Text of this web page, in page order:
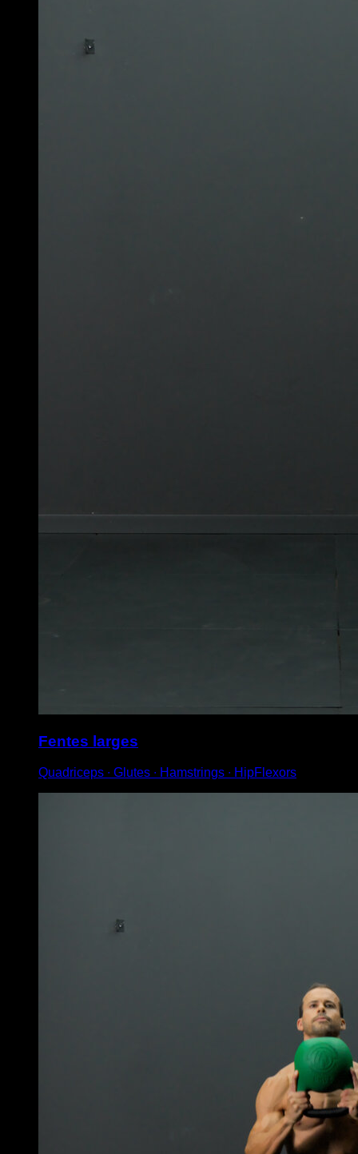
Fentes larges
Quadriceps ∙ Glutes ∙ Hamstrings ∙ HipFlexors